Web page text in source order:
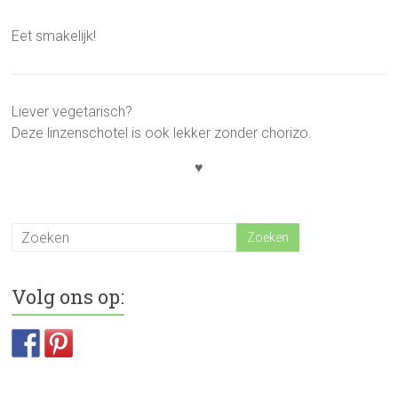
Eet smakelijk!
Liever vegetarisch?
Deze linzenschotel is ook lekker zonder chorizo.
♥
Volg ons op: